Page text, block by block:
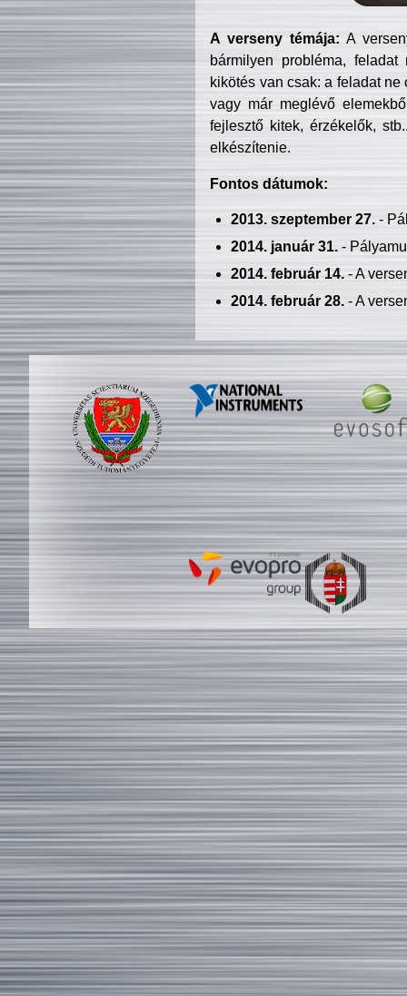
A verseny témája: A
bármilyen probléma, feladat
kikötés van csak: a feladat
vagy már meglévő
fejlesztő kitek, érzékelők,
elkészítenie.
Fontos dátumok:
2013. szeptember 27.-
2014. január 31.-
2014. február 14.- A
2014. február 28.- A